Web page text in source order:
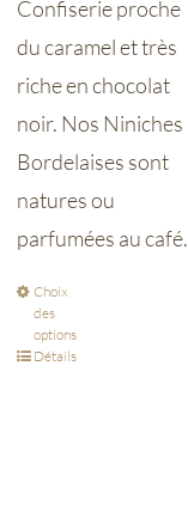
Confiserie proche
du caramel et très
riche en chocolat
noir. Nos Niniches
Bordelaises sont
natures ou
parfumées au café.
Choix
des
options
Détails